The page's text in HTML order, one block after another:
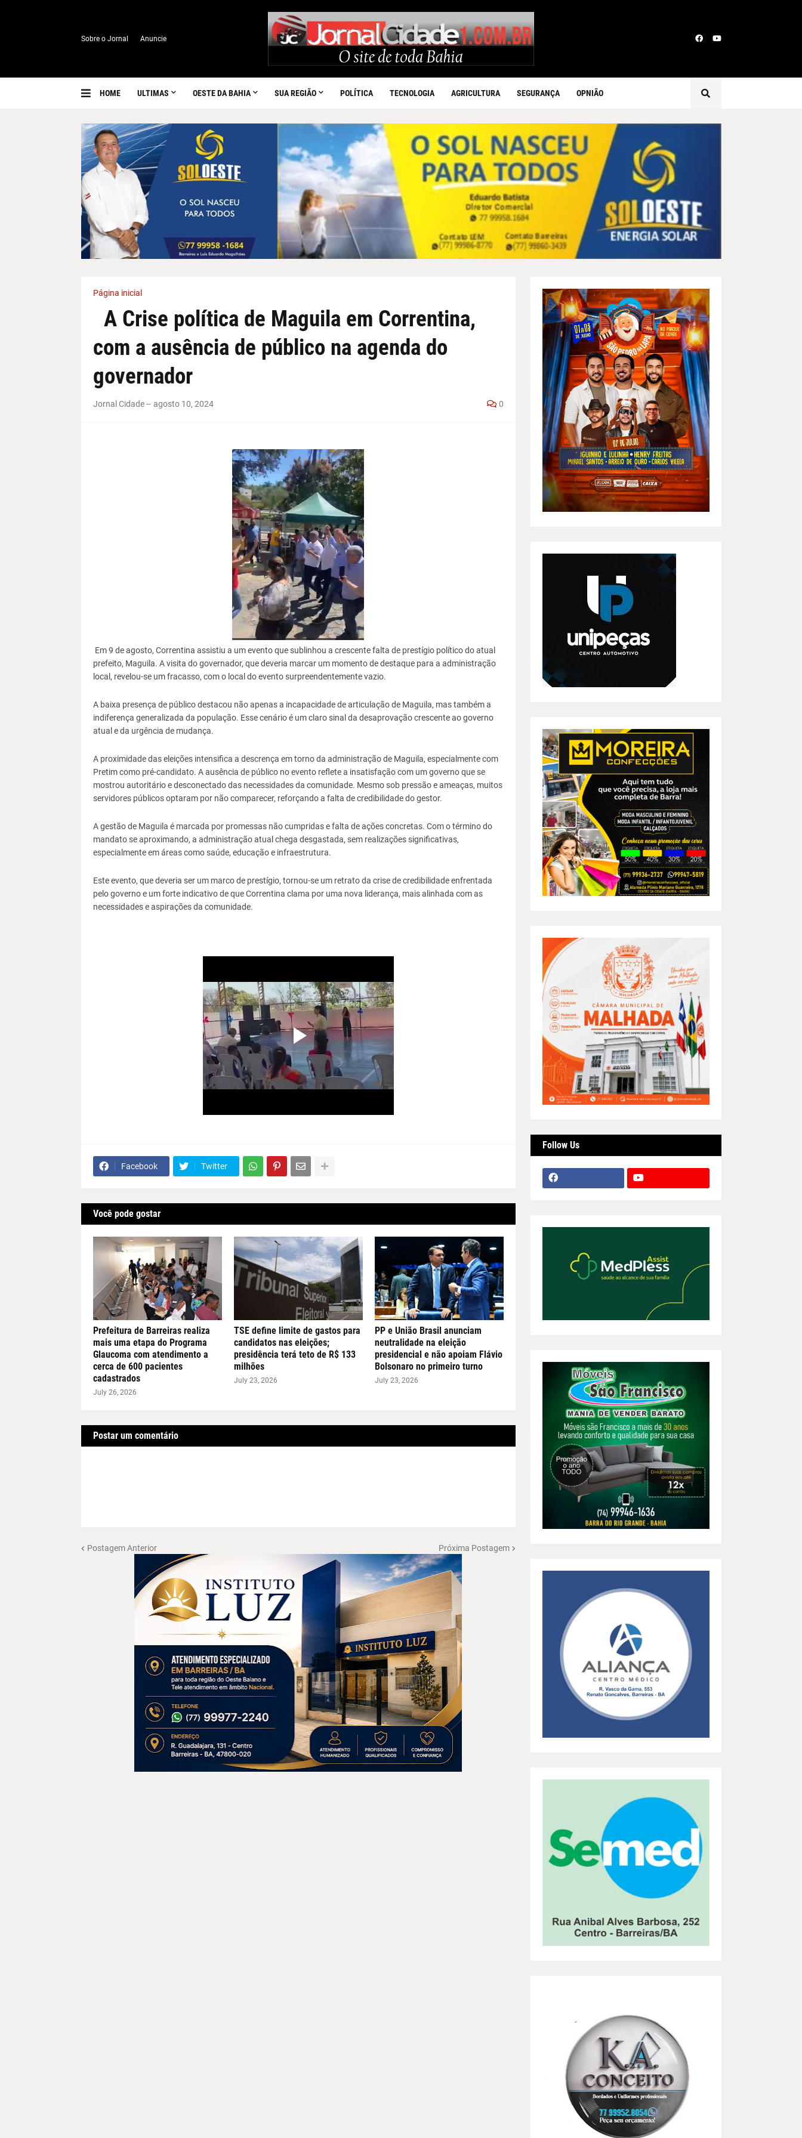
Sobre o Jornal Anuncie
HOME ULTIMAS OESTE DA BAHIA SUA REGIÃO POLÍTICA TECNOLOGIA AGRICULTURA SEGURANÇA OPNIÃO
Página inicial
A Crise política de Maguila em Correntina,
com a ausência de público na agenda do
governador
Jornal Cidade -- agosto 10, 2024 0
Em 9 de agosto, Correntina assistiu a um evento que sublinhou a crescente falta de prestígio político do atual
prefeito, Maguila. A visita do governador, que deveria marcar um momento de destaque para a administração
local, revelou-se um fracasso, com o local do evento surpreendentemente vazio.
A baixa presença de público destacou não apenas a incapacidade de articulação de Maguila, mas também a
indiferença generalizada da população. Esse cenário é um claro sinal da desaprovação crescente ao governo
atual e da urgência de mudança.
A proximidade das eleições intensifica a descrença em torno da administração de Maguila, especialmente com
Pretim como pré-candidato. A ausência de público no evento reflete a insatisfação com um governo que se
mostrou autoritário e desconectado das necessidades da comunidade. Mesmo sob pressão e ameaças, muitos
servidores públicos optaram por não comparecer, reforçando a falta de credibilidade do gestor.
A gestão de Maguila é marcada por promessas não cumpridas e falta de ações concretas. Com o término do
mandato se aproximando, a administração atual chega desgastada, sem realizações significativas,
especialmente em áreas como saúde, educação e infraestrutura.
Este evento, que deveria ser um marco de prestígio, tornou-se um retrato da crise de credibilidade enfrentada
pelo governo e um forte indicativo de que Correntina clama por uma nova liderança, mais alinhada com as
necessidades e aspirações da comunidade.
Facebook Twitter
Você pode gostar
Prefeitura de Barreiras realiza
mais uma etapa do Programa
Glaucoma com atendimento a
cerca de 600 pacientes
cadastrados
July 26, 2026
TSE define limite de gastos para
candidatos nas eleições;
presidência terá teto de R$ 133
milhões
July 23, 2026
PP e União Brasil anunciam
neutralidade na eleição
presidencial e não apoiam Flávio
Bolsonaro no primeiro turno
July 23, 2026
Postar um comentário
Postagem Anterior Próxima Postagem
Follow Us